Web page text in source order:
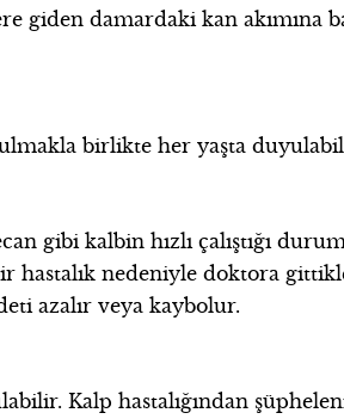
giden damardaki kan akımına
birlikte her yaşta
gibi kalbin hızlı çalıştığı
hastalık nedeniyle doktora
azalır veya kaybolur.
Kalp hastalığından